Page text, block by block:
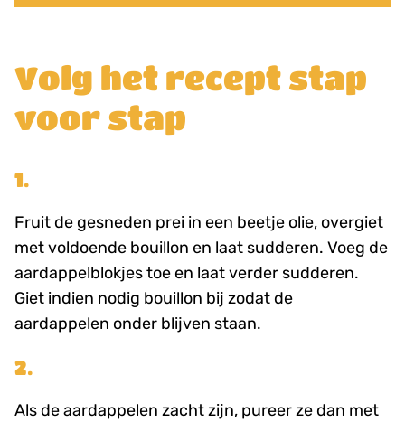
Volg het recept stap
voor stap
1.
Fruit de gesneden prei in een beetje olie, overgiet
met voldoende bouillon en laat sudderen. Voeg de
aardappelblokjes toe en laat verder sudderen.
Giet indien nodig bouillon bij zodat de
aardappelen onder blijven staan.
2.
Als de aardappelen zacht zijn, pureer ze dan met